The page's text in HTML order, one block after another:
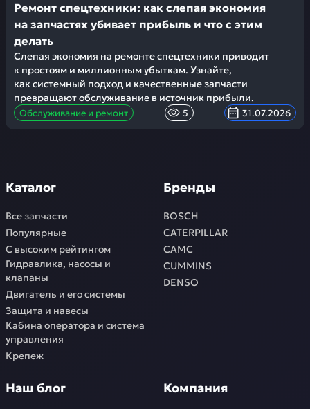
Ремонт спецтехники: как слепая экономия
на запчастях убивает прибыль и что с этим
делать
Слепая экономия на ремонте спецтехники приводит
к простоям и миллионным убыткам. Узнайте,
как системный подход и качественные запчасти
превращают обслуживание в источник прибыли.
Обслуживание и ремонт 5 31.07.2026
Каталог
Все запчасти
Популярные
С высоким рейтингом
Гидравлика, насосы и
клапаны
Двигатель и его системы
Защита и навесы
Кабина оператора и система
управления
Крепеж
Бренды
BOSCH
CATERPILLAR
CAMC
CUMMINS
DENSO
Наш блог Компания